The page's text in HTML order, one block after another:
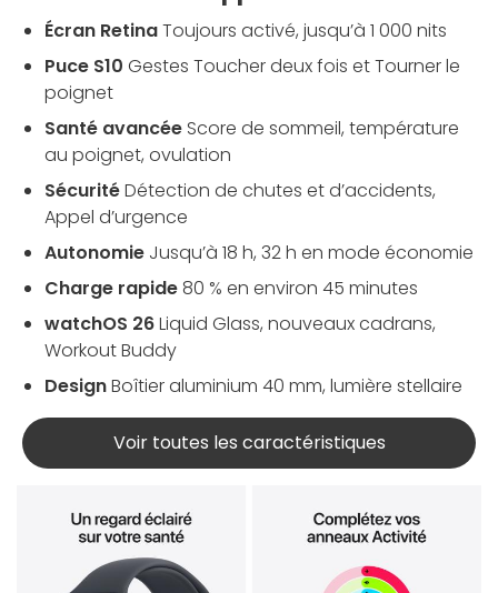
Écran RetinaToujours activé, jusqu’à 1 000 nits
Puce S10 Gestes Toucher deux fois et Tourner le
poignet
Santé avancée Score de sommeil, température
au poignet, ovulation
SécuritéDétection de chutes et d’accidents,
Appel d’urgence
Autonomie Jusqu’à 18 h, 32 h en mode économie
Charge rapide80 % en environ 45 minutes
watchOS 26Liquid Glass, nouveaux cadrans,
Workout Buddy
DesignBoîtier aluminium 40 mm, lumière stellaire
Voir toutes les caractéristiques